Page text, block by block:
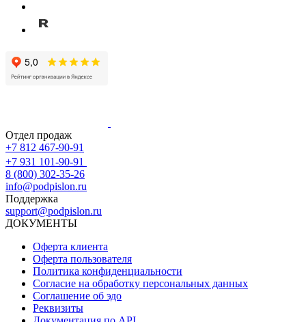
Отдел продаж
+7 812 467-90-91
+7 931 101-90-91
8 (800) 302-35-26
info@podpislon.ru
Поддержка
support@podpislon.ru
ДОКУМЕНТЫ
Оферта клиента
Оферта пользователя
Политика конфиденциальности
Согласие на обработку персональных данных
Соглашение об эдо
Реквизиты